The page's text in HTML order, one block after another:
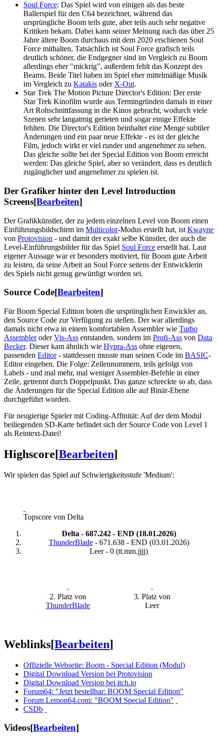
Soul Force: Das Spiel wird von einigen als das beste
Ballerspiel für den C64 bezeichnet, während das
ursprüngliche Boom teils gute, aber teils auch sehr negative
Kritiken bekam. Dabei kann seiner Meinung nach das über 25
Jahre ältere Boom durchaus mit dem 2020 erschienen Soul
Force mithalten. Tatsächlich ist Soul Force grafisch teils
deutlich schöner, die Endgegner sind im Vergleich zu Boom
allerdings eher "mickrig", außerdem fehlt das Konzept des
Beams. Beide Titel haben im Spiel eher mittelmäßige Musik
im Vergleich zu Katakis oder X-Out.
Star Trek The Motion Picture Director's Edition: Der erste
Star Trek Kinofilm wurde aus Termingründen damals in einer
Art Rohschnittfassung in die Kinos gebracht, wodurch viele
Szenen sehr langatmig gerieten und sogar einige Effekte
fehlten. Die Director's Edition beinhaltet eine Menge subtiler
Änderungen und ein paar neue Effekte - es ist der gleiche
Film, jedoch wirkt er viel runder und angenehmer zu sehen.
Das gleiche sollte bei der Special Edition von Boom erreicht
werden: Das gleiche Spiel, aber so verändert, dass es deutlich
zugänglicher und angenehmer zu spielen ist.
Der Grafiker hinter den Level Introduction
Screens[Bearbeiten]
Der Grafikkünstler, der zu jedem einzelnen Level von Boom einen
Einführungsbildschirm im Multicolor-Modus erstellt hat, ist Kwayne
von Protovision - und damit der exakt selbe Künstler, der auch die
Level-Einführungsbilder für das Spiel Soul Force erstellt hat. Laut
eigener Aussage war er besonders motiviert, für Boom gute Arbeit
zu leisten, da seine Arbeit an Soul Force seitens der Entwicklerin
des Spiels nicht genug gewürdigt worden sei.
Source Code[Bearbeiten]
Für Boom Special Edition boten die ursprünglichen Enwickler an,
den Source Code zur Verfügung zu stellen. Der war allerdings
damals nicht etwa in einem komfortablen Assembler wie Turbo
AssembleroderVis-Ass entstanden, sondern im Profi-Ass von Data
Becker. Dieser kam ähnlich wie Hypra-Ass ohne eigenen,
passenden Editor- stattdessen musste man seinen Code im BASIC-
Editor eingeben. Die Folge: Zeilennummern, teils gefolgt von
Labels - und mal mehr, mal weniger Assembler-Befehle in einer
Zeile, getrennt durch Doppelpunkt. Das ganze schreckte so ab, dass
die Änderungen für die Special Edition alle auf Binär-Ebene
durchgeführt wurden.
Für neugierige Spieler mit Coding-Affinität: Auf der dem Modul
beiliegenden SD-Karte befindet sich der Source Code von Level 1
als Reintext-Datei!
Highscore[Bearbeiten]
Wir spielen das Spiel auf Schwierigkeitsstufe 'Medium':
Topscore von Delta
Delta - 687.242 - END (18.01.2026)
ThunderBlade- 671.638 - END (03.01.2026)
Leer - 0 (tt.mm.jjjj)
2. Platz von
ThunderBlade
3. Platz von
Leer
Weblinks[Bearbeiten]
Offizielle Webseite: Boom - Special Edition (Modul)
Digital Download Version bei Protovision
Digital Download Version bei itch.io
Forum64: "Jetzt bestellbar: BOOM Special Edition"
Forum Lemon64.com: "BOOM Special Edition"
CSDb
Videos[Bearbeiten]